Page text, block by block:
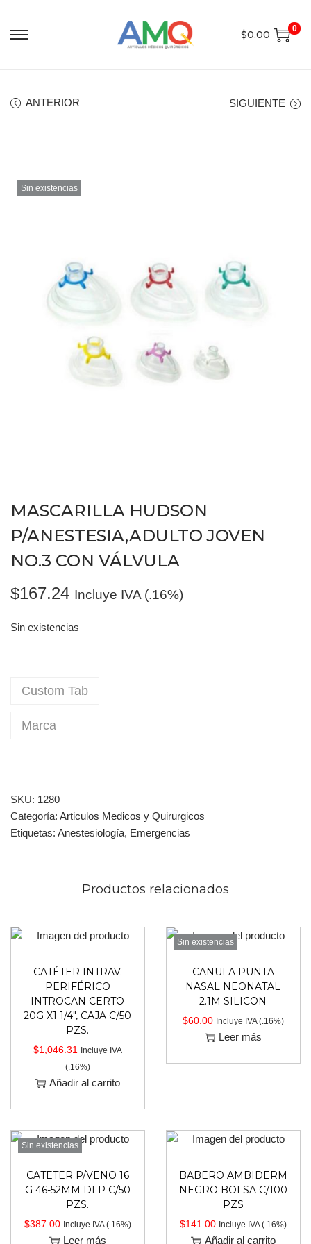
$0.00
0
ANTERIOR SIGUIENTE
Sin existencias
MASCARILLA HUDSON
P/ANESTESIA,ADULTO JOVEN
NO.3 CON VÁLVULA
$167.24 Incluye IVA (.16%)
Sin existencias
Custom Tab
Marca
SKU: 1280
Categoría: Articulos Medicos y Quirurgicos
Etiquetas: Anestesiología, Emergencias
Productos relacionados
CATÉTER INTRAV.
PERIFÉRICO
INTROCAN CERTO
20G X1 1/4″, CAJA C/50
PZS.
$1,046.31
Incluye IVA
(.16%)
Añadir al carrito
Sin existencias
CANULA PUNTA
NASAL NEONATAL
2.1M SILICON
$60.00 Incluye IVA (.16%)
Leer más
Sin existencias
CATETER P/VENO 16
G 46-52MM DLP C/50
PZS.
$387.00 Incluye IVA (.16%)
Leer más
BABERO AMBIDERM
NEGRO BOLSA C/100
PZS
$141.00 Incluye IVA (.16%)
Añadir al carrito